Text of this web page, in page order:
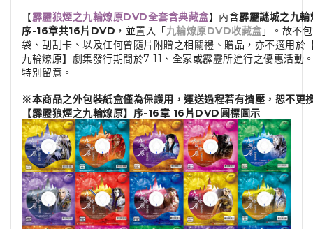
【霹靂狼煙之九輪燎原DVD全套含典藏盒】內含霹靂謎城之九輪
序-16章共16片DVD ，並置入「 九輪燎原DVD收藏盒 」。故不
袋、刮刮卡、以及任何曾隨片附贈之相關禮、贈品，亦不適用於
九輪燎原】劇集發行期間於7-11、全家或霹靂所進行之優惠活動
特別留意。
※本商品之外包裝紙盒僅為保護用，運送過程若有擠壓，恕不更
【霹靂狼煙之九輪燎原】序-16章 16片DVD圓標圖示